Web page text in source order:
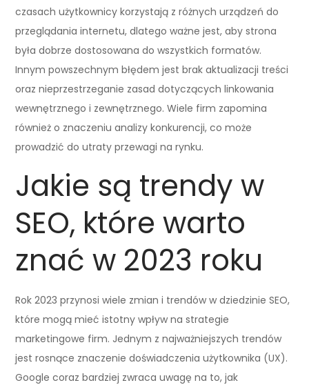
czasach użytkownicy korzystają z różnych urządzeń do
przeglądania internetu, dlatego ważne jest, aby strona
była dobrze dostosowana do wszystkich formatów.
Innym powszechnym błędem jest brak aktualizacji treści
oraz nieprzestrzeganie zasad dotyczących linkowania
wewnętrznego i zewnętrznego. Wiele firm zapomina
również o znaczeniu analizy konkurencji, co może
prowadzić do utraty przewagi na rynku.
Jakie są trendy w
SEO, które warto
znać w 2023 roku
Rok 2023 przynosi wiele zmian i trendów w dziedzinie SEO,
które mogą mieć istotny wpływ na strategie
marketingowe firm. Jednym z najważniejszych trendów
jest rosnące znaczenie doświadczenia użytkownika (UX).
Google coraz bardziej zwraca uwagę na to, jak